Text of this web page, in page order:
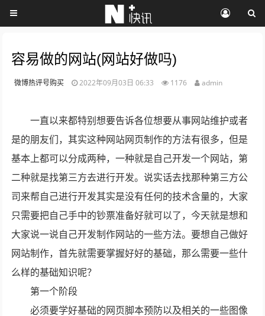
容易做的网站(网站好做吗)
微博热评号购买 2022年09月03日 06:33 1176 admin
一直以来都特别想要告诉各位想要从事网站维护或者
是的朋友们，其实这种网站网页制作的方法有很多，但是
基本上都可以分成两种，一种就是自己开发一个网站，第
二种就是找第三方去进行开发。说实话去找那种第三方公
司来帮自己进行开发其实是没有任何的技术含量的，大家
只需要把自己手中的钞票准备好就可以了，今天就是想和
大家说一说自己开发制作网站的一些方法。要想自己做好
网站制作，首先就需要掌握好好的基础，那么需要一些什
么样的基础知识呢？
第一个阶段
必须要学好基础的网页脚本预防以及相关的一些图像